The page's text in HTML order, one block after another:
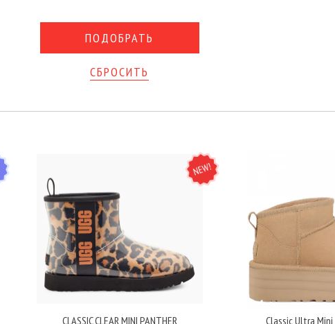
СБРОСИТЬ
NEW
CLASSIC CLEAR MINI PANTHER Classic Ultra